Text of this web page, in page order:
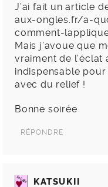
J’ai fait un article
aux-ongles.fr/a-
comment-
Mais j’avoue que
vraiment de l’éclat
indispensable
avec du relief !
Bonne soirée
RÉPONDRE
KATSUKII